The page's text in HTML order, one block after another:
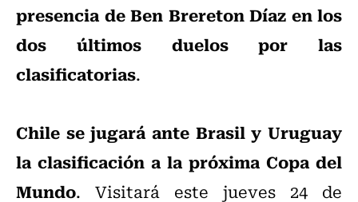
presencia de Ben Brereton Díaz en los
dos últimos duelos por las
clasificatorias.
Chile se jugará ante Brasil y Uruguay
la clasificación a la próxima Copa del
Mundo. Visitará este jueves 24 de